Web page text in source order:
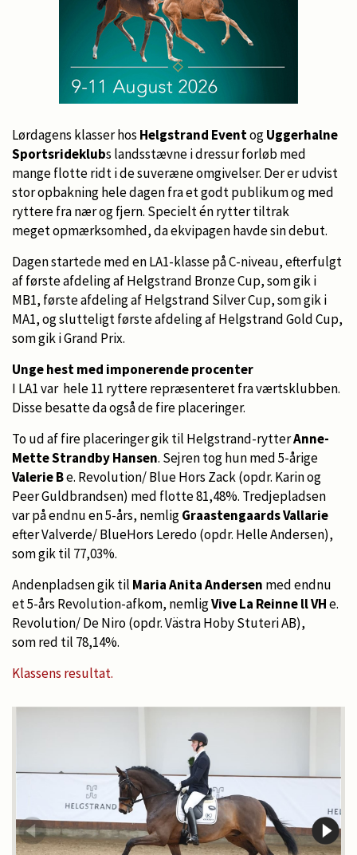
Lørdagens klasser hos Helgstrand EventogUggerhalne
Sportsrideklubs landsstævne i dressur forløb med
mange flotte ridt i de suveræne omgivelser. Der er udvist
stor opbakning hele dagen fra et godt publikum og med
ryttere fra nær og fjern. Specielt én rytter tiltrak
meget opmærksomhed, da ekvipagen havde sin debut.
Dagen startede med en LA1-klasse på C-niveau, efterfulgt
af første afdeling af Helgstrand Bronze Cup, som gik i
MB1, første afdeling af Helgstrand Silver Cup, som gik i
MA1, og slutteligt første afdeling af Helgstrand Gold Cup,
som gik i Grand Prix.
Unge hest med imponerende procenter
I LA1 var hele 11 ryttere repræsenteret fra værtsklubben.
Disse besatte da også de fire placeringer.
To ud af fire placeringer gik til Helgstrand-rytterAnne-
Mette Strandby Hansen. Sejren tog hun med 5-årige
Valerie Be. Revolution/ Blue Hors Zack (opdr. Karin og
Peer Guldbrandsen) med flotte 81,48%. Tredjepladsen
var på endnu en 5-års, nemligGraastengaards Vallarie
efter Valverde/ BlueHors Leredo (opdr. Helle Andersen),
som gik til 77,03%.
Andenpladsen gik til Maria Anita Andersen med endnu
et 5-års Revolution-afkom, nemligVive La Reinne ll VHe.
Revolution/ De Niro (opdr. Västra Hoby Stuteri AB),
som red til 78,14%.
Klassens resultat.